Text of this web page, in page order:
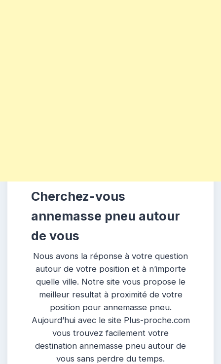
Cherchez-vous
annemasse pneu autour
de vous
Nous avons la réponse à votre question
autour de votre position et à n’importe
quelle ville. Notre site vous propose le
meilleur resultat à proximité de votre
position pour annemasse pneu.
Aujourd’hui avec le site Plus-proche.com
vous trouvez facilement votre
destination annemasse pneu autour de
vous sans perdre du temps.